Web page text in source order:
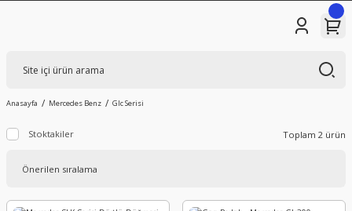
Anasayfa Mercedes Benz Glc Serisi
Stoktakiler Toplam 2 ürün